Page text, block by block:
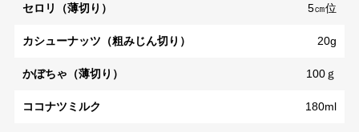
セロリ（薄切り） 5㎝位
カシューナッツ（粗みじん切り） 20g
かぼちゃ（薄切り） 100ｇ
ココナツミルク 180ml